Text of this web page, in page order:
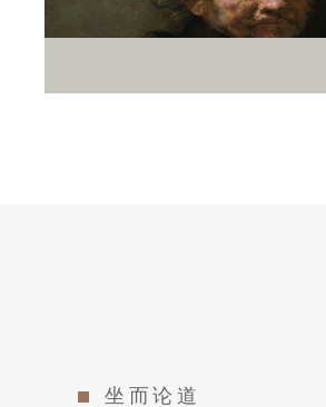
布
坐而论道